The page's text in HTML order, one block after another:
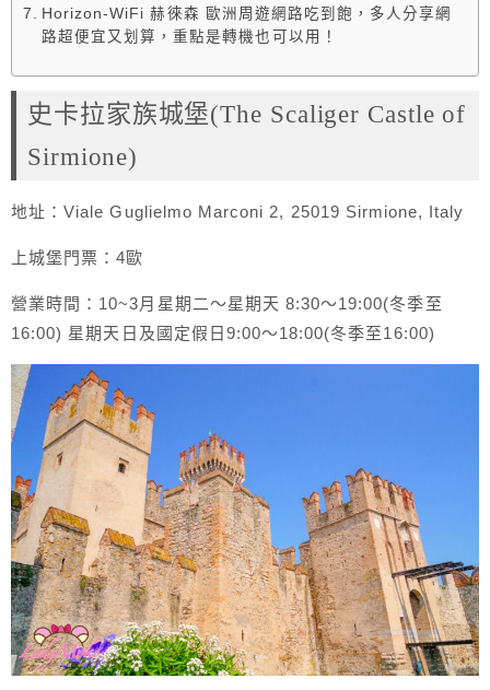
Horizon-WiFi 赫徠森 歐洲周遊網路吃到飽，多人分享網
路超便宜又划算，重點是轉機也可以用！
史卡拉家族城堡(The Scaliger Castle of
Sirmione)
地址：Viale Guglielmo Marconi 2, 25019 Sirmione, Italy
上城堡門票：4歐
營業時間：10~3月星期二～星期天 8:30～19:00(冬季至
16:00) 星期天日及國定假日9:00～18:00(冬季至16:00)